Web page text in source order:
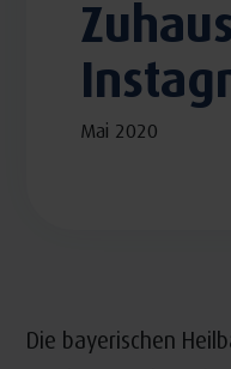
Mai 2020
Die bayerischen